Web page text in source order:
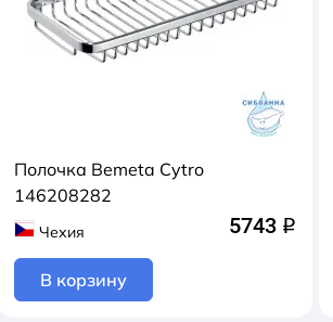
Полочка Bemeta Cytro
146208282
Чехия 5743 q
В корзину